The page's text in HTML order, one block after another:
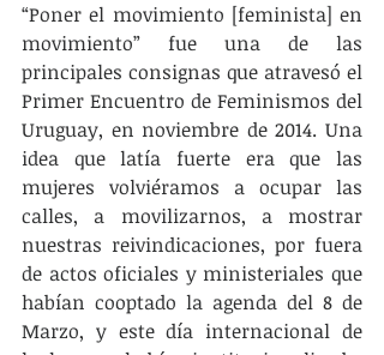
“Poner el movimiento [feminista] en
movimiento” fue una de las
principales consignas que atravesó el
Primer Encuentro de Feminismos del
Uruguay, en noviembre de 2014. Una
idea que latía fuerte era que las
mujeres volviéramos a ocupar las
calles, a movilizarnos, a mostrar
nuestras reivindicaciones, por fuera
de actos oficiales y ministeriales que
habían cooptado la agenda del 8 de
Marzo, y este día internacional de